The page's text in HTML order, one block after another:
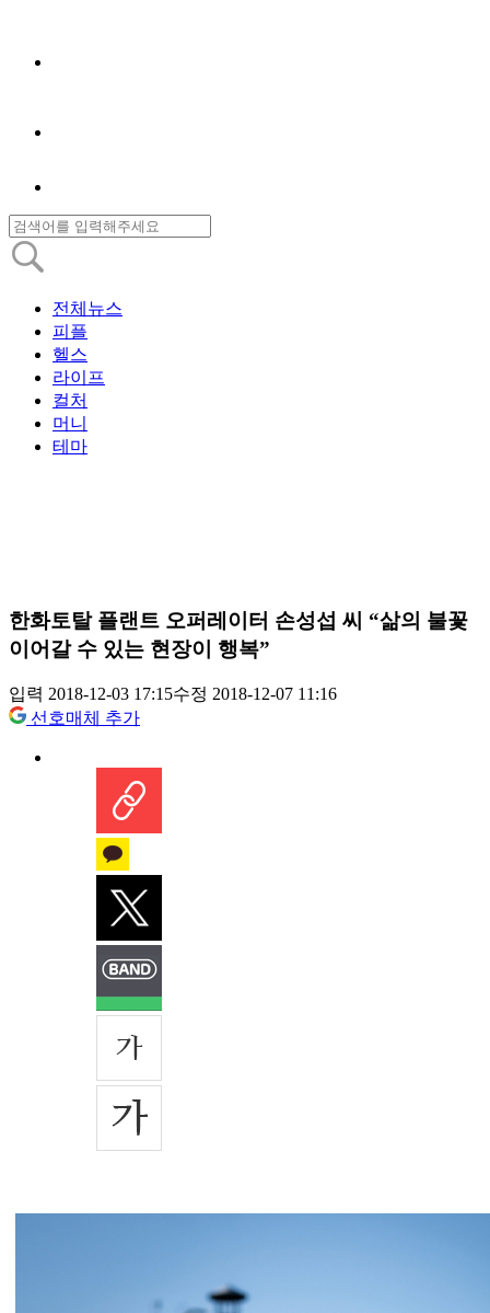
전체뉴스
피플
헬스
라이프
컬처
머니
테마
한화토탈 플랜트 오퍼레이터 손성섭 씨 “삶의 불꽃
이어갈 수 있는 현장이 행복”
입력 2018-12-03 17:15수정 2018-12-07 11:16
선호매체 추가